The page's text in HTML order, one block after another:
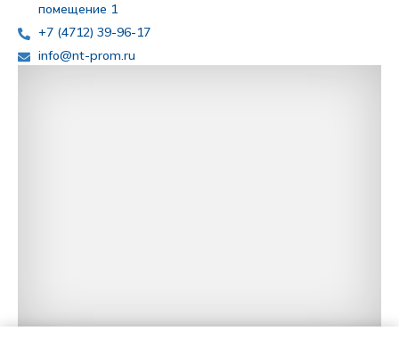
помещение 1
+7 (4712) 39-96-17
info@nt-prom.ru